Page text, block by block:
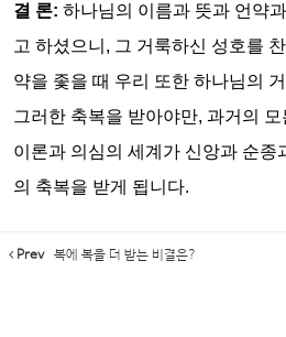
결 론: 하나님의 이름과 뜻과 언약
고 하셨으니 , 그 거룩하신 성호를
약을 좇을 때 우리 또한 하나님의
그러한 축복을 받아야만, 과거의
이론과 의심의 세계가 신앙과 순종
의 축복을 받게 됩니다.
Prev 복에 복을 더 받는 비결은?